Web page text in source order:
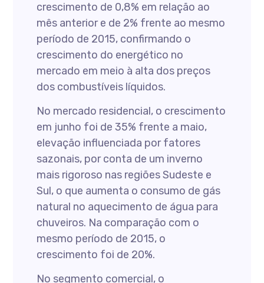
crescimento de 0,8% em relação ao
mês anterior e de 2% frente ao mesmo
período de 2015, confirmando o
crescimento do energético no
mercado em meio à alta dos preços
dos combustíveis líquidos.
No mercado residencial, o crescimento
em junho foi de 35% frente a maio,
elevação influenciada por fatores
sazonais, por conta de um inverno
mais rigoroso nas regiões Sudeste e
Sul, o que aumenta o consumo de gás
natural no aquecimento de água para
chuveiros. Na comparação com o
mesmo período de 2015, o
crescimento foi de 20%.
No segmento comercial, o